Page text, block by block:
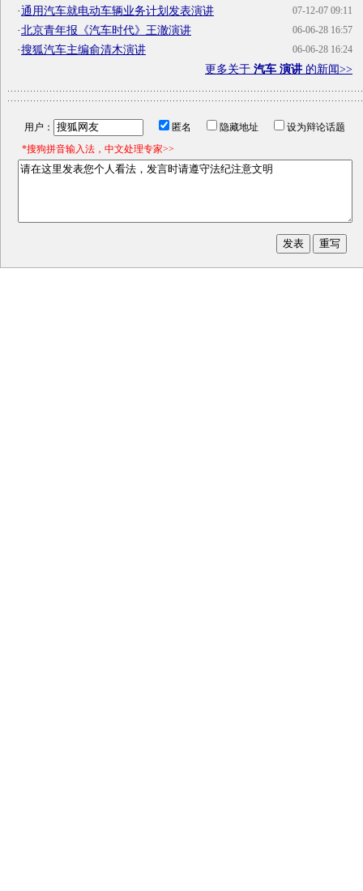
07-12-07 09:11
·通用汽车就电动车辆业务计划发表演讲
06-06-28 16:57
·北京青年报《汽车时代》王澈演讲
06-06-28 16:24
·搜狐汽车主编俞清木演讲
更多关于 汽车 演讲的新闻>>
用户： 匿名 隐藏地址
设为辩论话题
*搜狗拼音输入法，中文处理专家>>